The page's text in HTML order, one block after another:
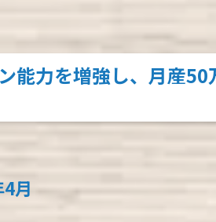
能力を増強し、月産50
月